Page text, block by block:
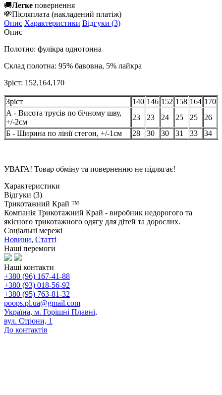
🚚Легке повернення
💸Післяплата (накладений платіж)
Опис Характеристики Відгуки (3)
Опис
Полотно: фулікра однотонна
Склад полотна: 95% бавовна, 5% лайкра
Зріст: 152,164,170
Зріст 140 146 152 158 164 170
А - Висота трусів по бічному шву,
+/-2см
23 23 24 25 25
26
Б - Ширина по лінії стегон, +/-1см
28 30 30 31 33 34
УВАГА! Товар обміну та поверненню не підлягає!
Характеристики
Відгуки (3)
Трикотажний Край ™
Компанія Трикотажний Край - виробник недорогого та
якісного трикотажного одягу для дітей та дорослих.
Соціальні мережі
Новини, Статті
Наші перемоги
Наші контакти
+380 (96) 167-41-88
+380 (93) 018-56-92
+380 (95) 763-81-32
poops.pl.ua@gmail.com
Україна, м. Горішні Плавні,
вул. Строни, 1
До контактів